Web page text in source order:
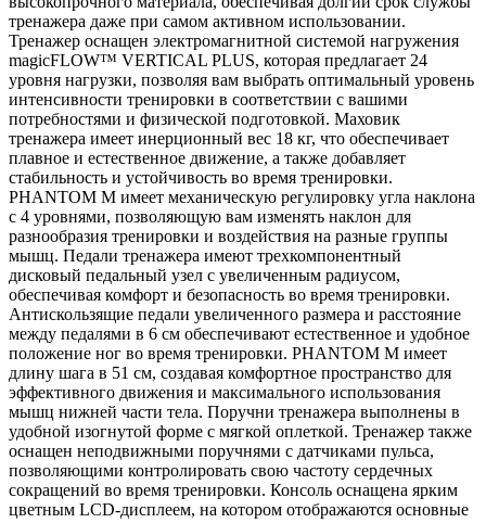
тренажера даже при самом активном использовании.
Тренажер оснащен электромагнитной системой нагружения
magicFLOW™ VERTICAL PLUS, которая предлагает 24
уровня нагрузки, позволяя вам выбрать оптимальный уровень
интенсивности тренировки в соответствии с вашими
потребностями и физической подготовкой. Маховик
тренажера имеет инерционный вес 18 кг, что обеспечивает
плавное и естественное движение, а также добавляет
стабильность и устойчивость во время тренировки.
PHANTOM M имеет механическую регулировку угла наклона
с 4 уровнями, позволяющую вам изменять наклон для
разнообразия тренировки и воздействия на разные группы
мышц. Педали тренажера имеют трехкомпонентный
дисковый педальный узел с увеличенным радиусом,
обеспечивая комфорт и безопасность во время тренировки.
Антискользящие педали увеличенного размера и расстояние
между педалями в 6 см обеспечивают естественное и удобное
положение ног во время тренировки. PHANTOM M имеет
длину шага в 51 см, создавая комфортное пространство для
эффективного движения и максимального использования
мышц нижней части тела. Поручни тренажера выполнены в
удобной изогнутой форме с мягкой оплеткой. Тренажер также
оснащен неподвижными поручнями с датчиками пульса,
позволяющими контролировать свою частоту сердечных
сокращений во время тренировки. Консоль оснащена ярким
цветным LCD-дисплеем, на котором отображаются основные